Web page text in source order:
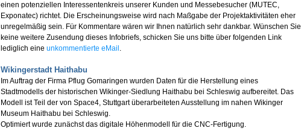
einen potenziellen Interessentenkreis unserer Kunden und Messebesucher (MUTEC,
Exponatec) richtet. Die Erscheinungsweise wird nach Maßgabe der Projektaktivitäten eher
unregelmäßig sein. Für Kommentare wären wir Ihnen natürlich sehr dankbar. Wünschen Sie
keine weitere Zusendung dieses Infobriefs, schicken Sie uns bitte über folgenden Link
lediglich eine unkommentierte eMail .
Wikingerstadt Haithabu
Im Auftrag der Firma Pflug Gomaringen wurden Daten für die Herstellung eines
Stadtmodells der historischen Wikinger-Siedlung Haithabu bei Schleswig aufbereitet. Das
Modell ist Teil der von Space4, Stuttgart überarbeiteten Ausstellung im nahen Wikinger
Museum Haithabu bei Schleswig.
Optimiert wurde zunächst das digitale Höhenmodell für die CNC-Fertigung.